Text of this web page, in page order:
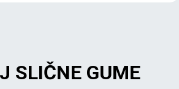
SLIČNE GUME